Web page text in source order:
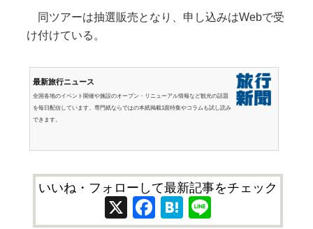
同ツアーは抽選販売となり、申し込みはWebで受
け付けている。
最新旅行ニュース
全国各地のイベント開催や施設のオープン・リニューアル情報など観光の話題
を毎日配信しています。専門紙ならではの本紙掲載1面特集やコラムも試し読み
できます。
いいね・フォローして最新記事をチェック
X Facebook
Hatena